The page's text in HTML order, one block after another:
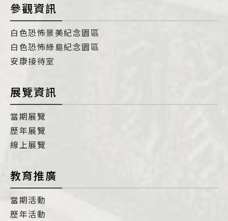
參觀資訊
白色恐怖景美紀念園區
白色恐怖綠島紀念園區
安康接待室
展覽資訊
當期展覽
歷年展覽
線上展覽
教育推廣
當期活動
歷年活動